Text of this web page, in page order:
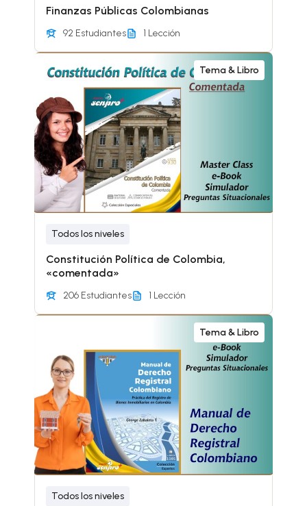
Finanzas Públicas Colombianas
92 Estudiantes 1 Lección
Tema & Libro
Todos los niveles
Constitución Política de Colombia,
«comentada»
206 Estudiantes 1 Lección
Tema & Libro
Todos los niveles